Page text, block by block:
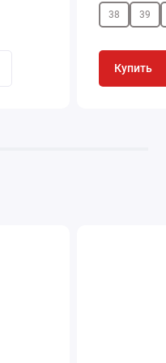
38 39
Купить